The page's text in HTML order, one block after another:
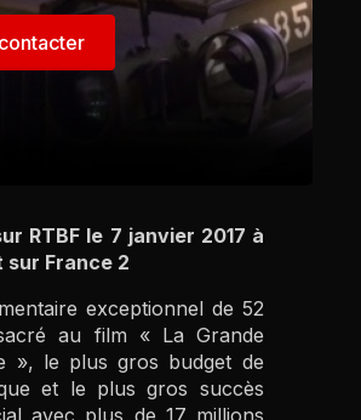
RTBF le 7 janvier 2017 à
sur France 2
exceptionnel de 52
au film « La Grande
», le plus gros budget de
et le plus gros succès
avec plus de 17 millions